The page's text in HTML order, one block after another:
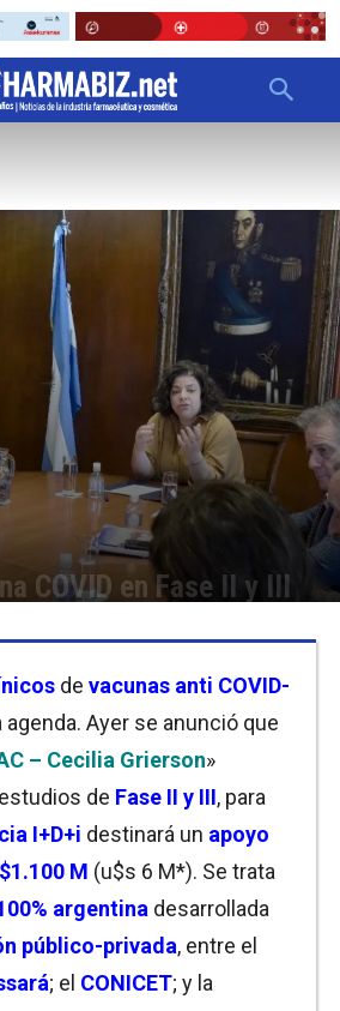
COVID en Fase II y III
de vacunas anti COVID-
agenda. Ayer se anunció que
– Cecilia Grierson»
de Fase II y III, para
I+D+i destinará un apoyo
M (u$s 6 M*). Se trata
argentina desarrollada
público-privada, entre el
; el CONICET; y la